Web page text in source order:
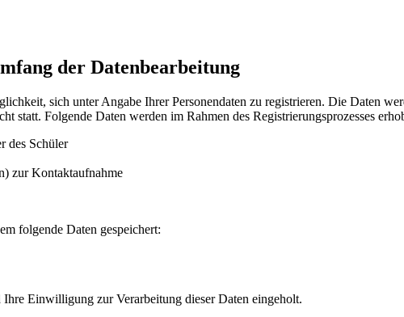
der Datenbearbeitung
sich unter Angabe Ihrer Personendaten zu registrieren. Die Daten
statt. Folgende Daten werden im Rahmen des Registrierungsprozesses
des Schüler
zur Kontaktaufnahme
folgende Daten gespeichert:
Einwilligung zur Verarbeitung dieser Daten eingeholt.